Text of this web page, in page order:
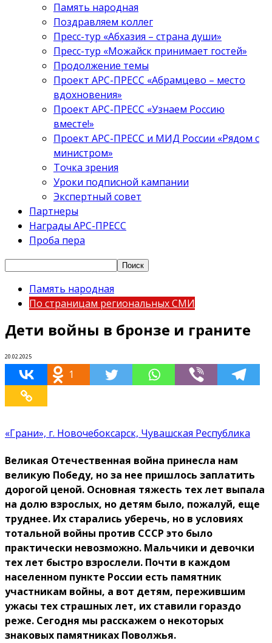
Память народная
Поздравляем коллег
Пресс-тур «Абхазия – страна души»
Пресс-тур «Можайск принимает гостей»
Продолжение темы
Проект АРС-ПРЕСС «Абрамцево – место
вдохновения»
Проект АРС-ПРЕСС «Узнаем Россию
вместе!»
Проект АРС-ПРЕСС и МИД России «Рядом с
министром»
Точка зрения
Уроки подписной кампании
Экспертный совет
Партнеры
Награды АРС-ПРЕСС
Проба пера
Память народная
По страницам региональных СМИ
Дети войны в бронзе и граните
20.02.2025
1
«Грани», г. Новочебоксарск, Чувашская Республика
Великая Отечественная война принесла нам
великую Победу, но за нее пришлось заплатить
дорогой ценой. Основная тяжесть тех лет выпала
на долю взрослых, но детям было, пожалуй, еще
труднее. Их старались уберечь, но в условиях
тотальной войны против СССР это было
практически невозможно. Мальчики и девочки
тех лет быстро взрослели. Почти в каждом
населенном пункте России есть памятник
участникам войны, а вот детям, пережившим
ужасы тех страшных лет, их ставили гораздо
реже. Сегодня мы расскажем о некоторых
знаковых памятниках Поволжья.